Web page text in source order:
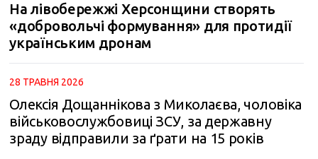
На лівобережжі Херсонщини створять
«добровольчі формування» для протидії
українським дронам
28 ТРАВНЯ 2026
Олексія Дощаннікова з Миколаєва, чоловіка
військовослужбовиці ЗСУ, за державну
зраду відправили за ґрати на 15 років